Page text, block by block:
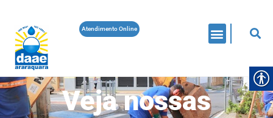
Atendimento Online
Veja nossas